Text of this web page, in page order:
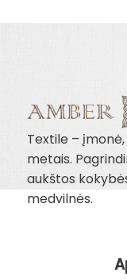
Textile –
metais.
aukštos
medvilnės.